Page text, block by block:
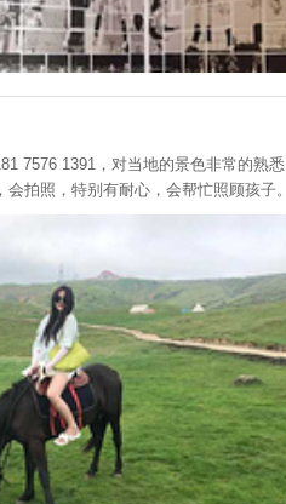
7576 1391，对当地的景色非常的熟
拍照，特别有耐心，会帮忙照顾孩子